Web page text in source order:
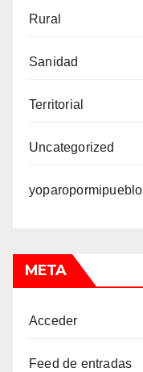
Rural
Sanidad
Territorial
Uncategorized
yoparopormipueblo
META
Acceder
Feed de entradas